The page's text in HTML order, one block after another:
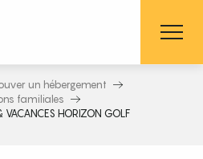
un hébergement
familiales
VACANCES HORIZON GOLF